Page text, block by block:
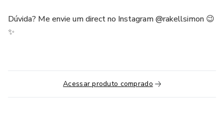
Dúvida? Me envie um direct no Instagram @rakellsimon 😉
✨
Acessar produto comprado